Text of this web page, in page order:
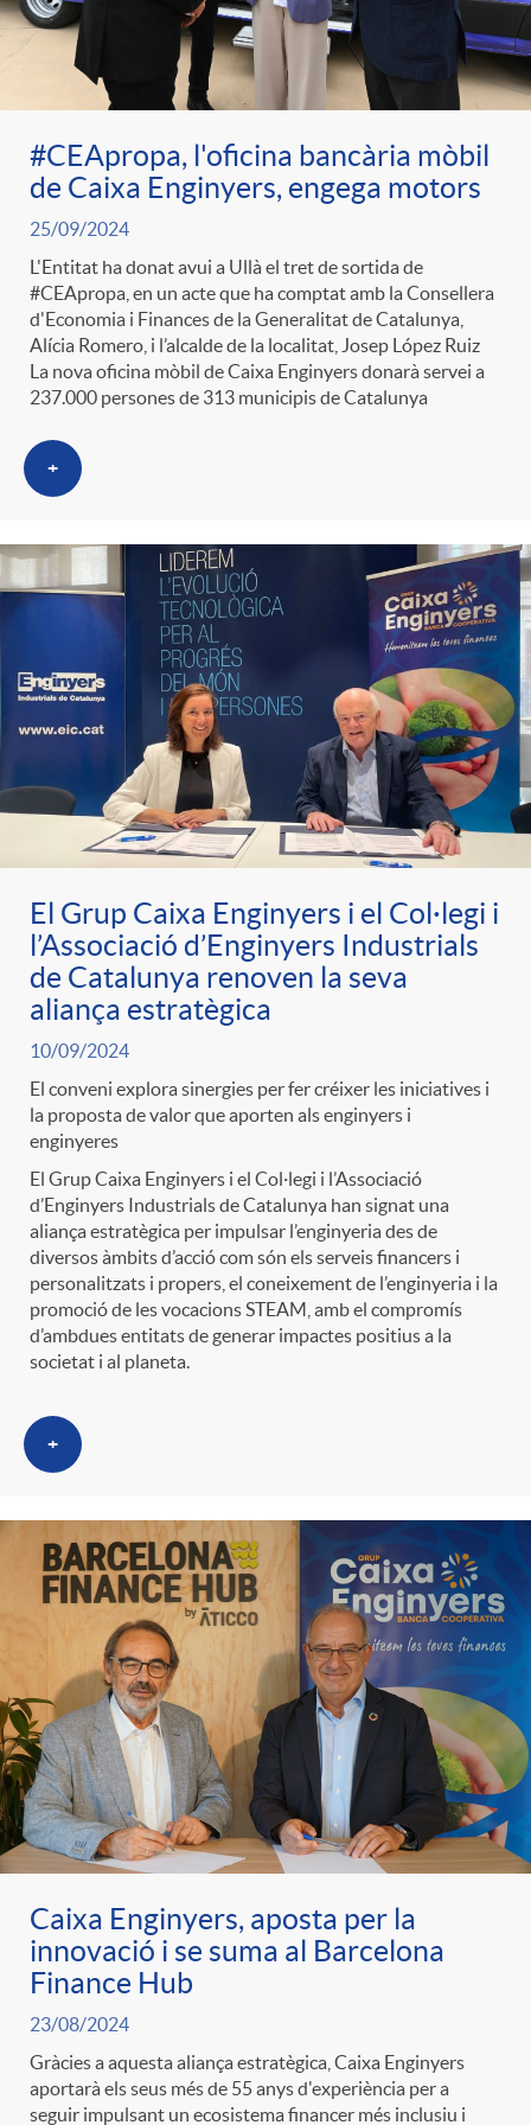
a
S
a
l
a
e
p
r
e
n
s
a
ó
p
e
r
c
a
t
e
o
r
i
e
s
t
e
n
i
d
o
A
n
l
a
F
l
t
r
o
C
t
e
o
r
i
a
s
l
i
c
a
d
o
r
d
c
o
n
t
i
n
g
u
t
s
#CEApropa, l'oficina bancària mòbil
de Caixa Enginyers, engega motors
25/09/2024
L'Entitat ha donat avui a Ullà el tret de sortida de
#CEApropa, en un acte que ha comptat amb la Consellera
d'Economia i Finances de la Generalitat de Catalunya,
Alícia Romero, i l’alcalde de la localitat, Josep López Ruiz
La nova oficina mòbil de Caixa Enginyers donarà servei a
237.000 persones de 313 municipis de Catalunya
+
El Grup Caixa Enginyers i el Col·legi i
l’Associació d’Enginyers Industrials
de Catalunya renoven la seva
aliança estratègica
10/09/2024
El conveni explora sinergies per fer créixer les iniciatives i
la proposta de valor que aporten als enginyers i
enginyeres
El Grup Caixa Enginyers i el Col·legi i l’Associació
d’Enginyers Industrials de Catalunya han signat una
aliança estratègica per impulsar l’enginyeria des de
diversos àmbits d’acció com són els serveis financers i
personalitzats i propers, el coneixement de l’enginyeria i la
promoció de les vocacions STEAM, amb el compromís
d’ambdues entitats de generar impactes positius a la
societat i al planeta.
+
Caixa Enginyers, aposta per la
innovació i se suma al Barcelona
Finance Hub
23/08/2024
Gràcies a aquesta aliança estratègica, Caixa Enginyers
aportarà els seus més de 55 anys d'experiència per a
seguir impulsant un ecosistema financer més inclusiu i